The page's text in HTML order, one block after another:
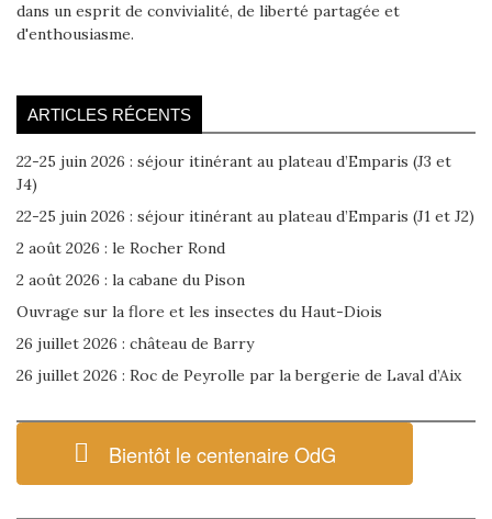
dans un esprit de convivialité, de liberté partagée et
d'enthousiasme.
ARTICLES RÉCENTS
22-25 juin 2026 : séjour itinérant au plateau d’Emparis (J3 et
J4)
22-25 juin 2026 : séjour itinérant au plateau d’Emparis (J1 et J2)
2 août 2026 : le Rocher Rond
2 août 2026 : la cabane du Pison
Ouvrage sur la flore et les insectes du Haut-Diois
26 juillet 2026 : château de Barry
26 juillet 2026 : Roc de Peyrolle par la bergerie de Laval d’Aix
Bientôt le centenaire OdG